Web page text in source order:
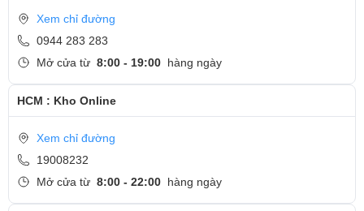
Xem chỉ đường
0944 283 283
Mở cửa từ 8:00 - 19:00 hàng ngày
HCM : Kho Online
Xem chỉ đường
19008232
Mở cửa từ 8:00 - 22:00 hàng ngày